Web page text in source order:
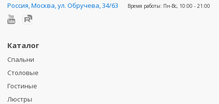
Россия,Москва, ул. Обручева, 34/63 Время работы: Пн-Вс, 10:00 - 21:00
Каталог
Спальни
Столовые
Гостиные
Люстры